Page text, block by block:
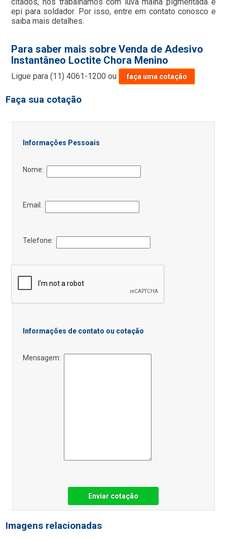
epi para soldador. Por isso, entre em contato conosco e
saiba mais detalhes.
Para saber mais sobre Venda de Adesivo
Instantâneo Loctite Chora Menino
Ligue para(11) 4061-1200 ou faça uma cotação
Faça sua cotação
Informações Pessoais
Nome:
Email:
Telefone:
Informações de contato ou cotação
Mensagem:
Enviar cotação
Imagens relacionadas